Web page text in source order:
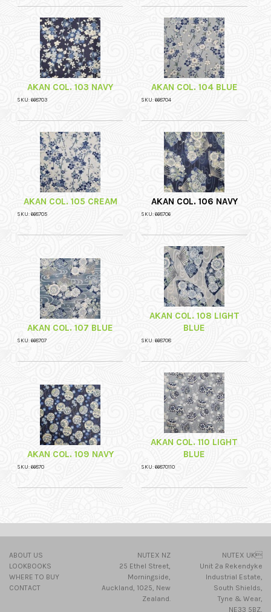
AKAN COL. 103 NAVY
SKU: 668703
AKAN COL. 104 BLUE
SKU: 668704
AKAN COL. 105 CREAM
SKU: 668705
AKAN COL. 106 NAVY
SKU: 668706
AKAN COL. 107 BLUE
SKU: 668707
AKAN COL. 108 LIGHT
BLUE
SKU: 668708
AKAN COL. 109 NAVY
SKU: 66870
AKAN COL. 110 LIGHT
BLUE
SKU: 66870110
ABOUT US
LOOKBOOKS
WHERE TO BUY
CONTACT
NUTEX NZ
25 Ethel Street,
Morningside,
Auckland, 1025, New
Zealand.
NUTEX UK
Unit 2a Rekendyke
Industrial Estate,
South Shields,
Tyne & Wear,
NE33 5BZ,